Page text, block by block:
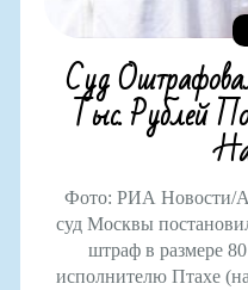
Суд
Тыс. Рублей
Фото: РИА Новости/
суд Москвы
штраф в размере
исполнителю Птахе